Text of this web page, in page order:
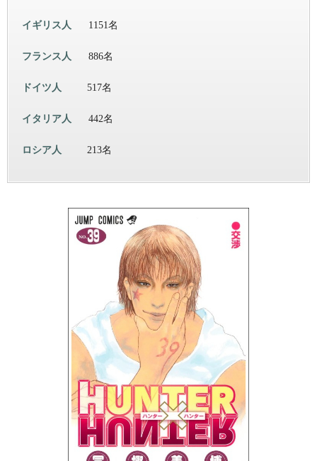
イギリス人 1151名
フランス人 886名
ドイツ人 517名
イタリア人 442名
ロシア人 213名